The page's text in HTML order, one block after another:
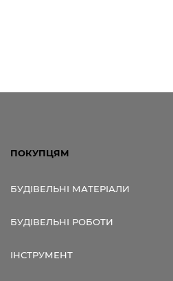
ПОКУПЦЯМ
БУДІВЕЛЬНІ МАТЕРІАЛИ
БУДІВЕЛЬНІ РОБОТИ
ІНСТРУМЕНТ